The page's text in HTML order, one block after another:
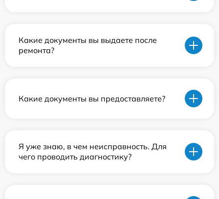
Какие документы вы выдаете после
ремонта?
Какие документы вы предоставляете?
Я уже знаю, в чем неисправность. Для
чего проводить диагностику?